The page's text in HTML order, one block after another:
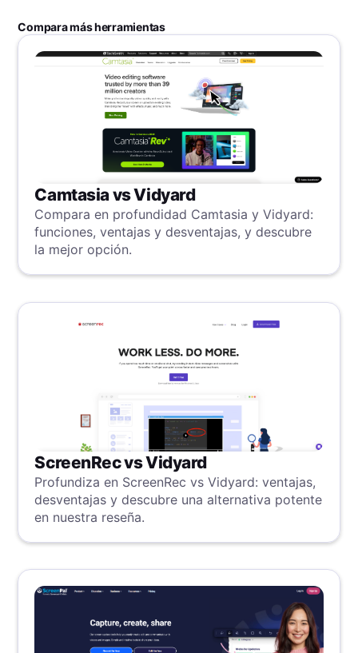
Compara más herramientas
Camtasia vs Vidyard
Compara en profundidad Camtasia y Vidyard:
funciones, ventajas y desventajas, y descubre
la mejor opción.
ScreenRec vs Vidyard
Profundiza en ScreenRec vs Vidyard: ventajas,
desventajas y descubre una alternativa potente
en nuestra reseña.